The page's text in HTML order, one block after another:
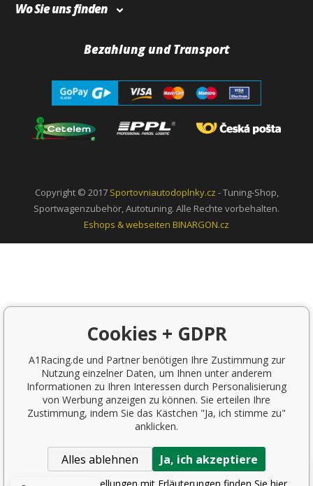
Wo Sie uns finden
Bezahlung und Transport
Copyright © 2017 Sportovniautodoplnky.cz - Tuning-Shop,
Sportwagenzubehör, Autotuning. Alle Rechte vorbehalten.
Eshops & webseiten BINARGON.cz
Cookies + GDPR
A1Racing.de und Partner benötigen Ihre Zustimmung zur
Nutzung einzelner Daten, um Ihnen unter anderem
Informationen zu Ihren Interessen durch Personalisierung
von Werbung anzeigen zu können. Sie erteilen Ihre
Zustimmung, indem Sie das Kästchen "Ja, ich stimme zu"
anklicken.
Alles ablehnen Ja, ich akzeptiere
Detaillierte Einstellungen mit Erläuterungen finden Sie hier